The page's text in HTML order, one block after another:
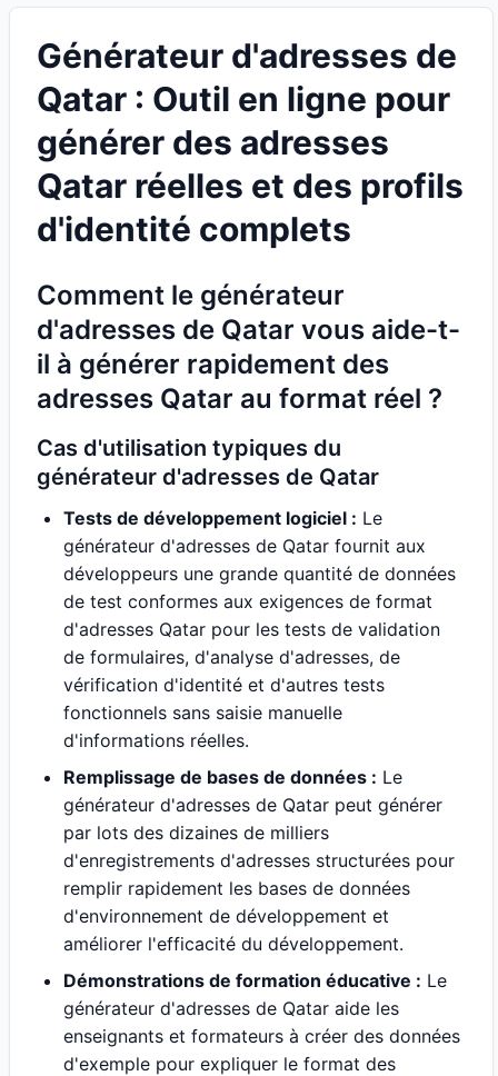
Générateur d'adresses de
Qatar : Outil en ligne pour
générer des adresses
Qatar réelles et des profils
d'identité complets
Comment le générateur
d'adresses de Qatar vous aide-t-
il à générer rapidement des
adresses Qatar au format réel ?
Cas d'utilisation typiques du
générateur d'adresses de Qatar
Tests de développement logiciel : Le
générateur d'adresses de Qatar fournit aux
développeurs une grande quantité de données
de test conformes aux exigences de format
d'adresses Qatar pour les tests de validation
de formulaires, d'analyse d'adresses, de
vérification d'identité et d'autres tests
fonctionnels sans saisie manuelle
d'informations réelles.
Remplissage de bases de données : Le
générateur d'adresses de Qatar peut générer
par lots des dizaines de milliers
d'enregistrements d'adresses structurées pour
remplir rapidement les bases de données
d'environnement de développement et
améliorer l'efficacité du développement.
Démonstrations de formation éducative : Le
générateur d'adresses de Qatar aide les
enseignants et formateurs à créer des données
d'exemple pour expliquer le format des